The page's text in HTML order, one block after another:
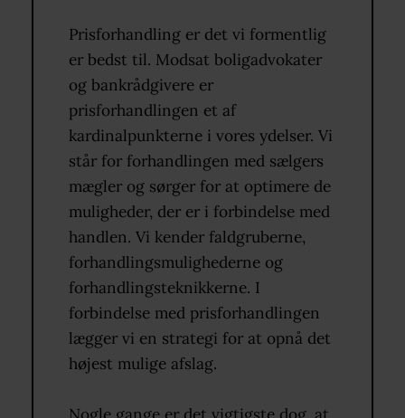
Prisforhandling er det vi formentlig
er bedst til. Modsat boligadvokater
og bankrådgivere er
prisforhandlingen et af
kardinalpunkterne i vores ydelser. Vi
står for forhandlingen med sælgers
mægler og sørger for at optimere de
muligheder, der er i forbindelse med
handlen. Vi kender faldgruberne,
forhandlingsmulighederne og
forhandlingsteknikkerne. I
forbindelse med prisforhandlingen
lægger vi en strategi for at opnå det
højest mulige afslag.